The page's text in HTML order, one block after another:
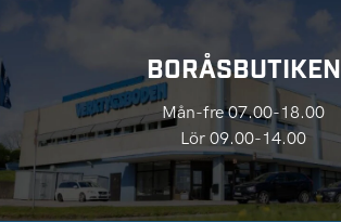
BORÅSBUTIKEN
Mån-fre 07.00-18.00
Lör 09.00-14.00